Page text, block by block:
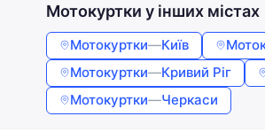
Мотокуртки у інших містах
Мотокуртки—Київ
Мотокуртки—Кривий Ріг
Мотокуртки—Черкаси